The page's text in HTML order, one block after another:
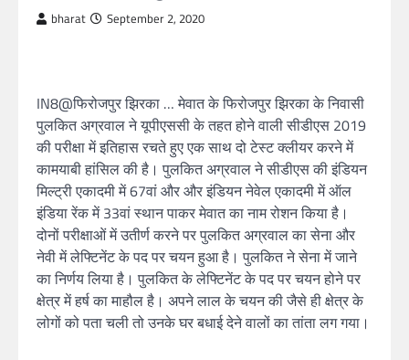
bharat September 2, 2020
IN8@फिरोजपुर झिरका … मेवात के फिरोजपुर झिरका के निवासी
पुलकित अग्रवाल ने यूपीएससी के तहत होने वाली सीडीएस 2019
की परीक्षा में इतिहास रचते हुए एक साथ दो टेस्ट क्लीयर करने में
कामयाबी हांसिल की है। पुलकित अग्रवाल ने सीडीएस की इंडियन
मिल्ट्री एकादमी में 67वां और और इंडियन नेवेल एकादमी में ऑल
इंडिया रेंक में 33वां स्थान पाकर मेवात का नाम रोशन किया है।
दोनों परीक्षाओं में उतीर्ण करने पर पुलकित अग्रवाल का सेना और
नेवी में लेफ्टिनेंट के पद पर चयन हुआ है। पुलकित ने सेना में जाने
का निर्णय लिया है। पुलकित के लेफ्टिनेंट के पद पर चयन होने पर
क्षेत्र में हर्ष का माहौल है। अपने लाल के चयन की जैसे ही क्षेत्र के
लोगों को पता चली तो उनके घर बधाई देने वालों का तांता लग गया।